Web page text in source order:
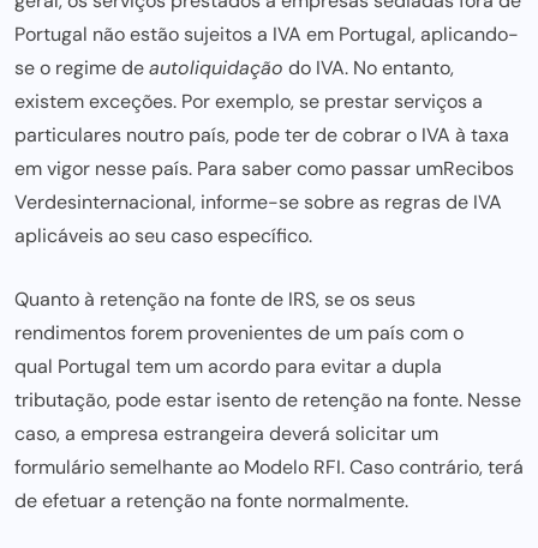
Portugal não estão sujeitos a IVA em Portugal, aplicando-
se o regime deautoliquidação do IVA. No entanto,
existem exceções. Por exemplo, se prestar serviços a
particulares noutro país, pode ter de cobrar o IVA à taxa
em vigor nesse país. Para sabercomo passar umRecibos
Verdesinternacional, informe-se sobre as regras de IVA
aplicáveis ao seu caso específico.
Quanto à retenção na fonte de IRS, se os seus
rendimentos forem provenientes de um país com o
qual Portugal tem um acordo para evitar a dupla
tributação, pode estar isento de retenção na fonte. Nesse
caso, a empresa estrangeira deverá solicitar um
formulário semelhante ao Modelo RFI. Caso contrário, terá
de efetuar a retenção na fonte normalmente.